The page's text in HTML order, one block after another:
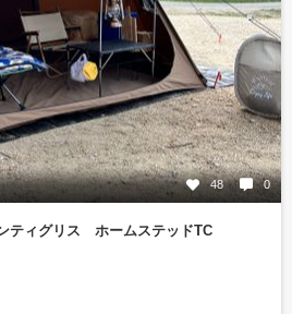
48 0
ティグリス ホームステッドTC